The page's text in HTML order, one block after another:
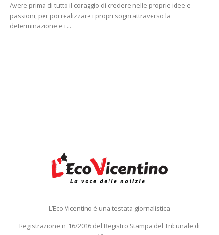
Avere prima di tutto il coraggio di credere nelle proprie idee e
passioni, per poi realizzare i propri sogni attraverso la
determinazione e il...
L’Eco Vicentino è una testata giornalistica
Registrazione n. 16/2016 del Registro Stampa del Tribunale di